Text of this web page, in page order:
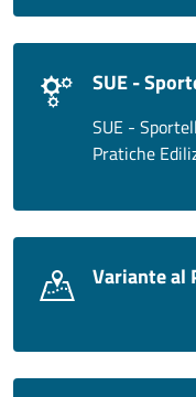
SUE -
SUE -
Pratiche
Variante al